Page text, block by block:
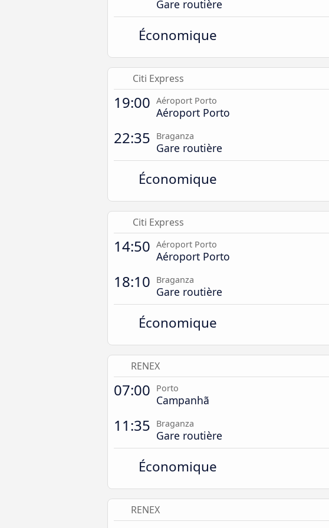
Gare routière
Économique
Citi Express
19:00 Aéroport Porto
Aéroport Porto
22:35 Braganza
Gare routière
Économique
Citi Express
14:50 Aéroport Porto
Aéroport Porto
18:10 Braganza
Gare routière
Économique
RENEX
07:00 Porto
Campanhã
11:35 Braganza
Gare routière
Économique
RENEX